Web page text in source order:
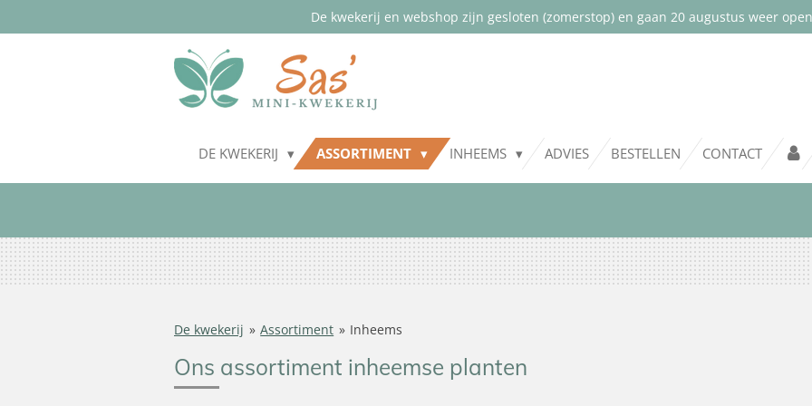
De kwekerij en webshop zijn gesloten (zomerstop) en gaan 20 augustus weer
DE KWEKERIJ ASSORTIMENT INHEEMS ADVIES BESTELLEN CONTACT
De kwekerij » Assortiment » Inheems
Ons assortiment inheemse planten